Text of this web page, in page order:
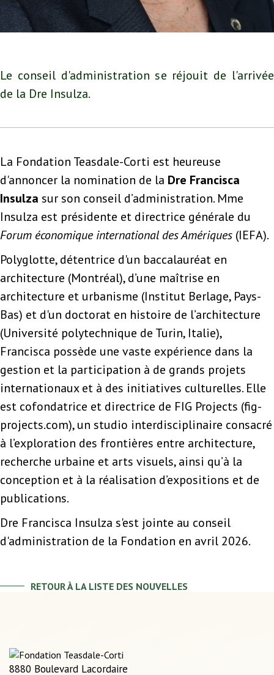
Le conseil d'administration se réjouit de l'arrivée
de la Dre Insulza.
La Fondation Teasdale-Corti est heureuse
d'annoncer la nomination de la Dre Francisca
Insulza sur son conseil d’administration. Mme
Insulza est présidente et directrice générale du
Forum économique international des Amériques (IEFA).
Polyglotte, détentrice d'un baccalauréat en
architecture (Montréal), d’une maîtrise en
architecture et urbanisme (Institut Berlage, Pays-
Bas) et d'un doctorat en histoire de l’architecture
(Université polytechnique de Turin, Italie),
Francisca possède une vaste expérience dans la
gestion et la participation à de grands projets
internationaux et à des initiatives culturelles. Elle
est cofondatrice et directrice de FIG Projects (fig-
projects.com), un studio interdisciplinaire consacré
à l’exploration des frontières entre architecture,
recherche urbaine et arts visuels, ainsi qu’à la
conception et à la réalisation d’expositions et de
publications.
Dre Francisca Insulza s'est jointe au conseil
d'administration de la Fondation en avril 2026.
RETOUR À LA LISTE DES NOUVELLES
8880 Boulevard Lacordaire